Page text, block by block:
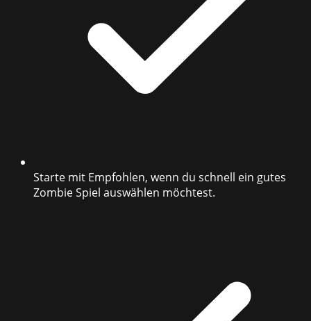
Starte mit Empfohlen, wenn du schnell ein gutes
Zombie Spiel auswählen möchtest.